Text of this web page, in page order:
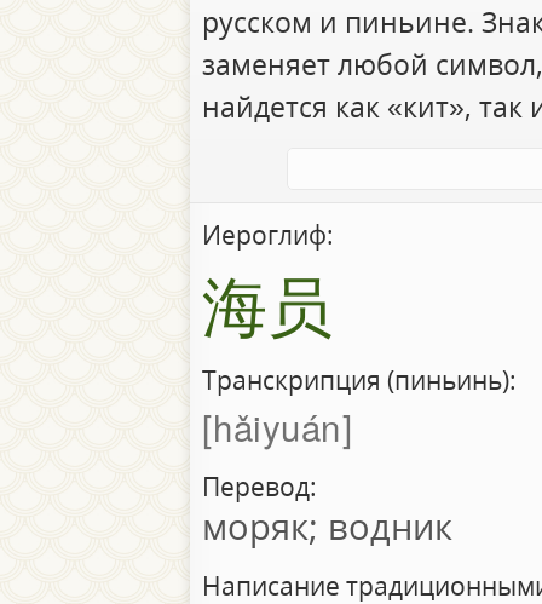
русском и пиньине.
заменяет любой
найдется как «кит», так
Иероглиф:
海员
Транскрипция (пиньинь):
hǎiyuán
Перевод:
моряк; водник
Написание